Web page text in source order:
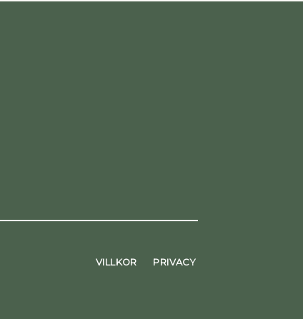
VILLKOR PRIVACY